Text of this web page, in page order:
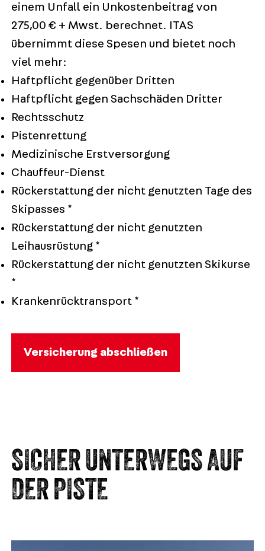
einem Unfall ein Unkostenbeitrag von
275,00 € + Mwst. berechnet. ITAS
übernimmt diese Spesen und bietet noch
viel mehr:
Haftpflicht gegenüber Dritten
Haftpflicht gegen Sachschäden Dritter
Rechtsschutz
Pistenrettung
Medizinische Erstversorgung
Chauffeur-Dienst
Rückerstattung der nicht genutzten Tage des
Skipasses *
Rückerstattung der nicht genutzten
Leihausrüstung *
Rückerstattung der nicht genutzten Skikurse
*
Krankenrücktransport *
Versicherung abschließen
SICHER UNTERWEGS AUF
DER PISTE